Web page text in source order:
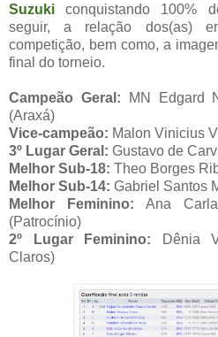
Suzuki conquistando 100%
seguir, a relação dos(as)
competição, bem como, a
final do torneio.
Campeão Geral: MN Edgard
(Araxá)
Vice-campeão: Malon Vinicius
3º Lugar Geral: Gustavo de
Melhor Sub-18: Theo Borges
Melhor Sub-14: Gabriel Santos
Melhor Feminino: Ana
(Patrocínio)
2º Lugar Feminino: Dênia
Claros)